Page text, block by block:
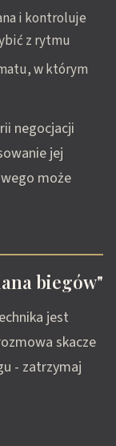
i kontroluje
z rytmu
w którym
negocjacji
jej
może
biegów"
jest
skacze
- zatrzymaj